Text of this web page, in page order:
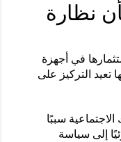
نظارة
في أجهزة
تعيد التركيز على
سببًا
إلى سياسة